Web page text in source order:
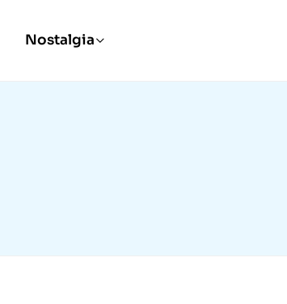
Nostalgia